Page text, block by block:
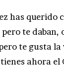
has querido
te daban,
te gusta la
ahora el